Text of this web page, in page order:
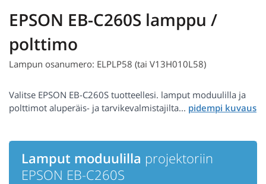
EPSON EB-C260S lamppu /
polttimo
Lampun osanumero: ELPLP58 (tai V13H010L58)
Valitse EPSON EB-C260S tuotteellesi. lamput moduulilla ja
polttimot aluperäis- ja tarvikevalmistajilta...
Lamput moduulilla projektoriin
EPSON EB-C260S